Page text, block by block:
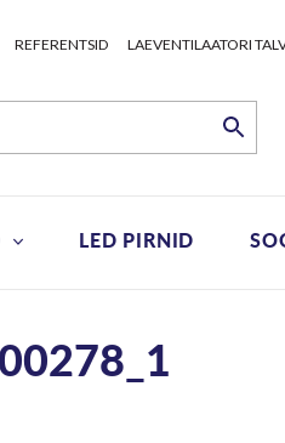
REFERENTSID LAEVENTILAATORI
LED PIRNID